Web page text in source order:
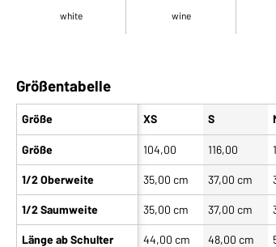
white wine
Größentabelle
Größe
Größe
1/2 Oberweite
1/2 Saumweite
Länge ab Schulter
XS S
104,00 116,00
35,00 cm 37,00 cm
35,00 cm 37,00 cm
44,00 cm 48,00 cm